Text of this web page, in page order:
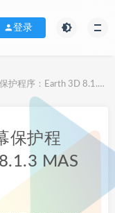
登录
程序：Earth 3D 8.1.3 MAS
保护程
MAS